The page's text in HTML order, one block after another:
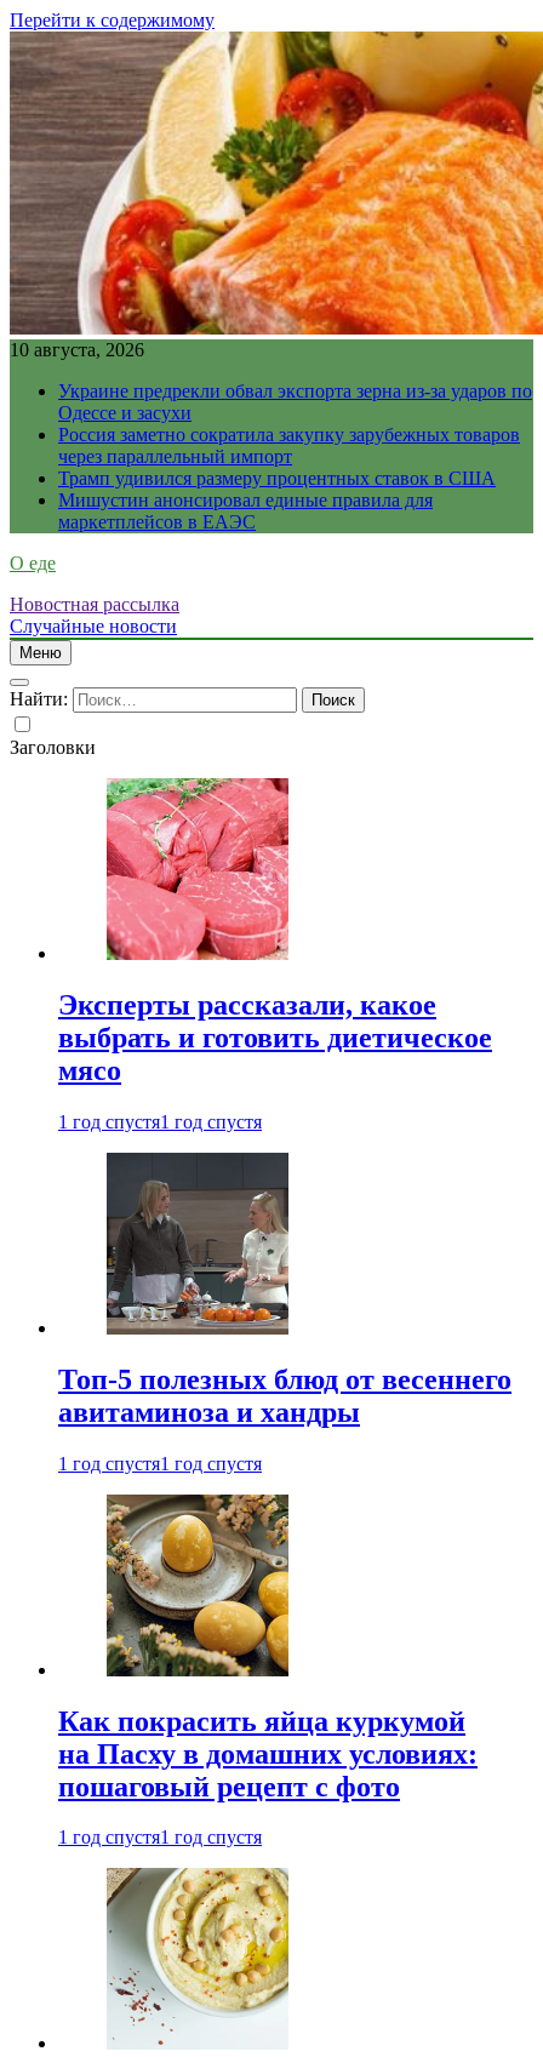
Перейти к содержимому
10 августа, 2026
Украине предрекли обвал экспорта зерна из-за ударов по
Одессе и засухи
Россия заметно сократила закупку зарубежных товаров
через параллельный импорт
Трамп удивился размеру процентных ставок в США
Мишустин анонсировал единые правила для
маркетплейсов в ЕАЭС
О еде
Новостная рассылка
Случайные новости
Меню
Найти:
Заголовки
Эксперты рассказали, какое
выбрать и готовить диетическое
мясо
1 год спустя1 год спустя
Топ-5 полезных блюд от весеннего
авитаминоза и хандры
1 год спустя1 год спустя
Как покрасить яйца куркумой
на Пасху в домашних условиях:
пошаговый рецепт с фото
1 год спустя1 год спустя